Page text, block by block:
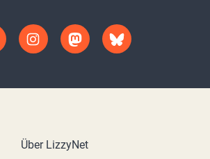
Über LizzyNet